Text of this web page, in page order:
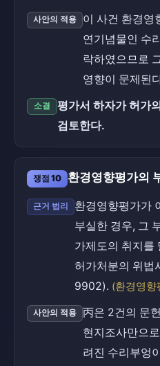
사안의 적용
이 사건 환경영
연기념물인 수
락하였으므로
영향이 문제된
소결
평가서 하자가 허가
검토한다.
쟁점 10 환경영향평가의
근거 법리
환경영향평가가
부실한 경우, 그
가제도의 취지를
허가처분의 위법
9902). (환경영향
사안의 적용
丙은 2건의 문
현지조사만으
려진 수리부엉